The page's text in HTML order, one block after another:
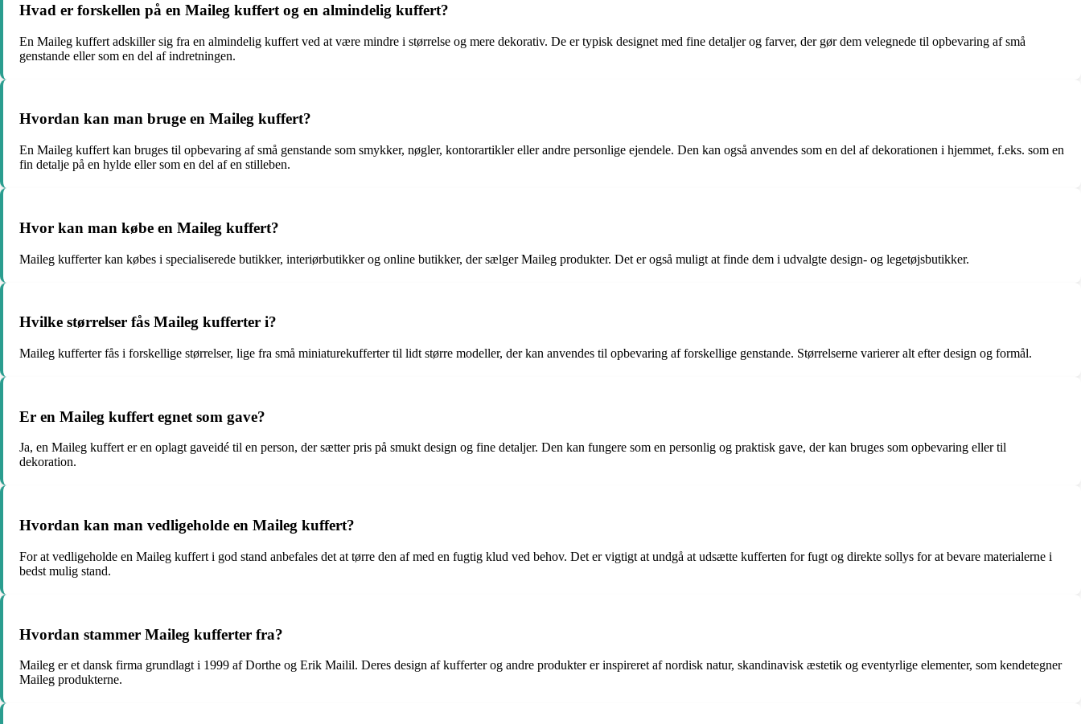
Hvad er forskellen på en Maileg kuffert og en almindelig kuffert?
En Maileg kuffert adskiller sig fra en almindelig kuffert ved at være mindre i størrelse og mere dekorativ. De er typisk designet med fine detaljer og farver, der gør dem velegnede til opbevaring af små
genstande eller som en del af indretningen.
Hvordan kan man bruge en Maileg kuffert?
En Maileg kuffert kan bruges til opbevaring af små genstande som smykker, nøgler, kontorartikler eller andre personlige ejendele. Den kan også anvendes som en del af dekorationen i hjemmet, f.eks. som en
fin detalje på en hylde eller som en del af en stilleben.
Hvor kan man købe en Maileg kuffert?
Maileg kufferter kan købes i specialiserede butikker, interiørbutikker og online butikker, der sælger Maileg produkter. Det er også muligt at finde dem i udvalgte design- og legetøjsbutikker.
Hvilke størrelser fås Maileg kufferter i?
Maileg kufferter fås i forskellige størrelser, lige fra små miniaturekufferter til lidt større modeller, der kan anvendes til opbevaring af forskellige genstande. Størrelserne varierer alt efter design og formål.
Er en Maileg kuffert egnet som gave?
Ja, en Maileg kuffert er en oplagt gaveidé til en person, der sætter pris på smukt design og fine detaljer. Den kan fungere som en personlig og praktisk gave, der kan bruges som opbevaring eller til
dekoration.
Hvordan kan man vedligeholde en Maileg kuffert?
For at vedligeholde en Maileg kuffert i god stand anbefales det at tørre den af med en fugtig klud ved behov. Det er vigtigt at undgå at udsætte kufferten for fugt og direkte sollys for at bevare materialerne i
bedst mulig stand.
Hvordan stammer Maileg kufferter fra?
Maileg er et dansk firma grundlagt i 1999 af Dorthe og Erik Mailil. Deres design af kufferter og andre produkter er inspireret af nordisk natur, skandinavisk æstetik og eventyrlige elementer, som kendetegner
Maileg produkterne.